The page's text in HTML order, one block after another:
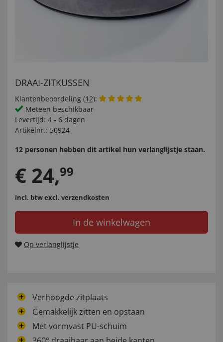
DRAAI-ZITKUSSEN
Klantenbeoordeling (12):
Meteen beschikbaar
Levertijd: 4 - 6 dagen
Artikelnr.: 50924
12 personen hebben dit artikel hun verlanglijstje staan.
€ 24,99
incl. btwexcl. verzendkosten
In de winkelwagen
Op verlanglijstje
Verhoogde zitplaats
Gemakkelijk zitten en opstaan
Met vormvast PU-schuim